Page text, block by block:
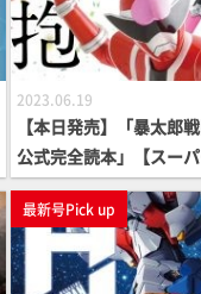
2023.06.19
【本日発売】「暴太郎
公式完全読本」【スーパ
最新号Pick up